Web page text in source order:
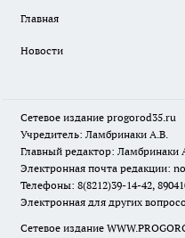
Главная
Новости
Сетевое издание progorod35.ru
Учредитель: Ламбринаки А.В.
Главный редактор: Ламбринаки
Электронная почта редакции:
Телефоны: 8(8212)39-14-42,
Электронная для других
Сетевое издание